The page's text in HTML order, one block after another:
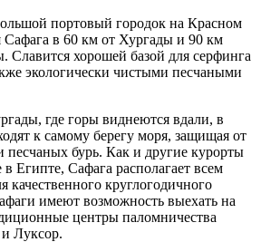
портовый городок на Красном
Сафага в 60 км от Хургады и 90 км
хорошей базой для серфинга
экологически чистыми песчаными
где горы виднеются вдали, в
к самому берегу моря, защищая от
песчаных бурь. Как и другие курорты
Египте, Сафага располагает всем
качественного круглогодичного
имеют возможность выехать на
центры паломничества
Луксор.